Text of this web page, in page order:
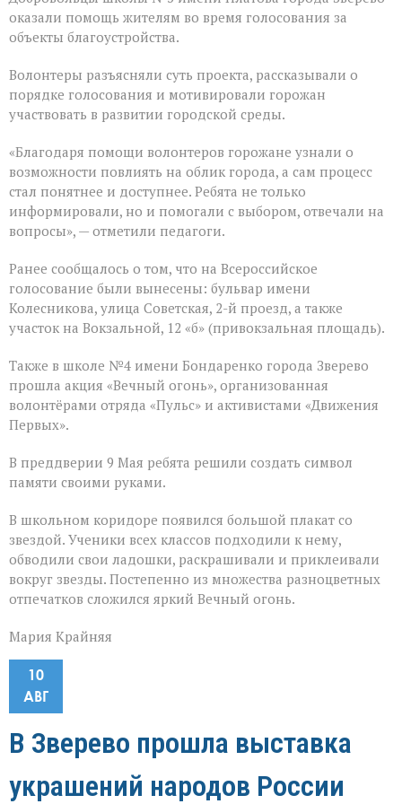
оказали помощь жителям во время голосования за
объекты благоустройства.
Волонтеры разъясняли суть проекта, рассказывали о
порядке голосования и мотивировали горожан
участвовать в развитии городской среды.
«Благодаря помощи волонтеров горожане узнали о
возможности повлиять на облик города, а сам процесс
стал понятнее и доступнее. Ребята не только
информировали, но и помогали с выбором, отвечали на
вопросы», — отметили педагоги.
Ранее сообщалось о том, что на Всероссийское
голосование были вынесены: бульвар имени
Колесникова, улица Советская, 2-й проезд, а также
участок на Вокзальной, 12 «б» (привокзальная площадь).
Также в школе №4 имени Бондаренко города Зверево
прошла акция «Вечный огонь», организованная
волонтёрами отряда «Пульс» и активистами «Движения
Первых».
В преддверии 9 Мая ребята решили создать символ
памяти своими руками.
В школьном коридоре появился большой плакат со
звездой. Ученики всех классов подходили к нему,
обводили свои ладошки, раскрашивали и приклеивали
вокруг звезды. Постепенно из множества разноцветных
отпечатков сложился яркий Вечный огонь.
Мария Крайняя
10
АВГ
В Зверево прошла выставка
украшений народов России